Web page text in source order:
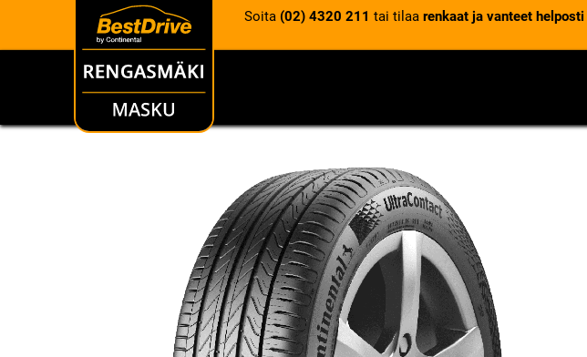
Soita (02) 4320 211 tai tilaa renkaat ja vanteet helposti
RENKAAT